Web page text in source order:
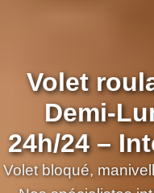
Volet
Demi-
24h/24 –
Volet bloqué,